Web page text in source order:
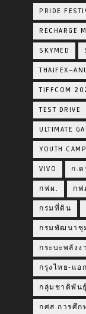
PRIDE
RECHARGE
SKYMED
TIFFCOM
TEST DRIVE
ULTIMATE
YOUTH
VIVO ก.ต
กฟผ. กฟ
กรมที่ดิน
กรมพัฒนาชุ
กระบะพลังง
กรุงไทย-แอ
กลุ่มชาติพันธุ์
กศส.การศึก